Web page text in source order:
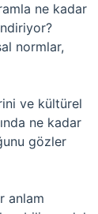
ne kadar
normlar,
ve kültürel
ne kadar
gözler
anlam